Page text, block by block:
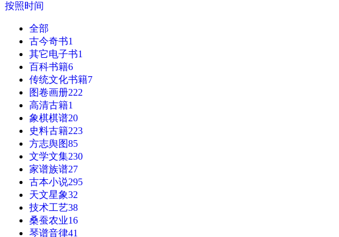
按照时间
全部
古今奇书1
其它电子书1
百科书籍6
传统文化书籍7
图卷画册222
高清古籍1
象棋棋谱20
史料古籍223
方志舆图85
文学文集230
家谱族谱27
古本小说295
天文星象32
技术工艺38
桑蚕农业16
琴谱音律41